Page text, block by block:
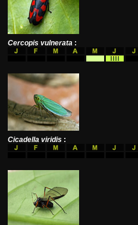
Cercopis vulnerata :
Cicadella viridis :